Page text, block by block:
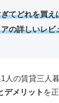
てどれを買え
の詳しいレビ
人の賃貸三人
デメリット を